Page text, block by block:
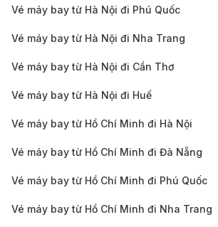
truyền thống. Đây là lựa chọn linh
bạn đặt xe dễ dàng qua ứng dụng
Kinh nghiệm đặt vé máy
Để có được vé máy bay giá rẻ và
kinh nghiệm sau:
Đặt vé sớm: Để có giá vé tốt nhất,
máy bay từ Phú Quốc đi
Vé máy bay từ Hà Nội đi Phú Quốc
Vé máy bay từ Hà Nội đi Nha Trang
Vé máy bay từ Hà Nội đi Cần Thơ
Vé máy bay từ Hà Nội đi Huế
Vé máy bay từ Hồ Chí Minh đi Hà Nội
Vé máy bay từ Hồ Chí Minh đi Đà Nẵng
Vé máy bay từ Hồ Chí Minh đi Phú Quốc
Vé máy bay từ Hồ Chí Minh đi Nha Trang